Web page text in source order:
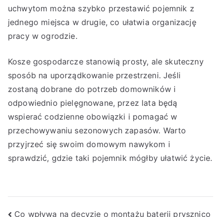
uchwytom można szybko przestawić pojemnik z
jednego miejsca w drugie, co ułatwia organizację
pracy w ogrodzie.
Kosze gospodarcze stanowią prosty, ale skuteczny
sposób na uporządkowanie przestrzeni. Jeśli
zostaną dobrane do potrzeb domowników i
odpowiednio pielęgnowane, przez lata będą
wspierać codzienne obowiązki i pomagać w
przechowywaniu sezonowych zapasów. Warto
przyjrzeć się swoim domowym nawykom i
sprawdzić, gdzie taki pojemnik mógłby ułatwić życie.
Co wpływa na decyzję o montażu baterii prysznico